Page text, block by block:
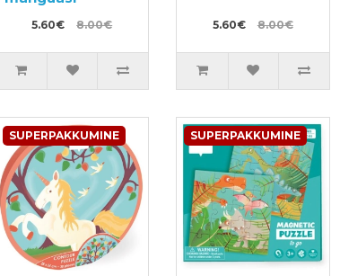
5.60€ 8.00€ 5.60€ 8.00€
SUPERPAKKUMINE SUPERPAKKUMINE